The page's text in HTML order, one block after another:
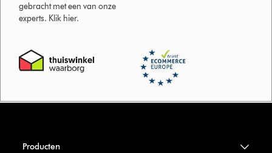
gebracht met een van onze
experts. Klik hier.
Producten